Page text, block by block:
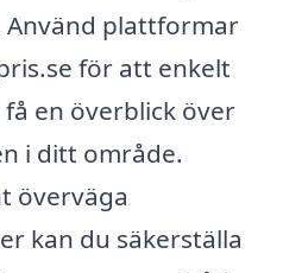
plattformar
för att enkelt
en överblick över
i ditt område.
överväga
kan du säkerställa